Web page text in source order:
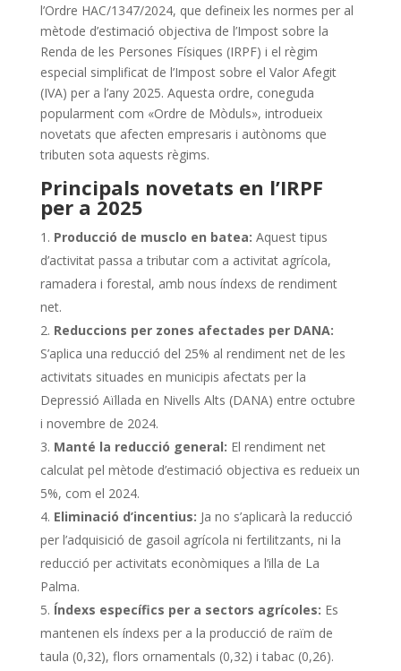
l’Ordre HAC/1347/2024, que defineix les normes per al
mètode d’estimació objectiva de l’Impost sobre la
Renda de les Persones Físiques (IRPF) i el règim
especial simplificat de l’Impost sobre el Valor Afegit
(IVA) per a l’any 2025. Aquesta ordre, coneguda
popularment com «Ordre de Mòduls», introdueix
novetats que afecten empresaris i autònoms que
tributen sota aquests règims.
Principals novetats en l’IRPF
per a 2025
Producció de musclo en batea: Aquest tipus
d’activitat passa a tributar com a activitat agrícola,
ramadera i forestal, amb nous índexs de rendiment
net.
Reduccions per zones afectades per DANA:
S’aplica una reducció del 25% al rendiment net de les
activitats situades en municipis afectats per la
Depressió Aïllada en Nivells Alts (DANA) entre octubre
i novembre de 2024.
Manté la reducció general: El rendiment net
calculat pel mètode d’estimació objectiva es redueix un
5%, com el 2024.
Eliminació d’incentius: Ja no s’aplicarà la reducció
per l’adquisició de gasoil agrícola ni fertilitzants, ni la
reducció per activitats econòmiques a l’illa de La
Palma.
Índexs específics per a sectors agrícoles: Es
mantenen els índexs per a la producció de raïm de
taula (0,32), flors ornamentals (0,32) i tabac (0,26).